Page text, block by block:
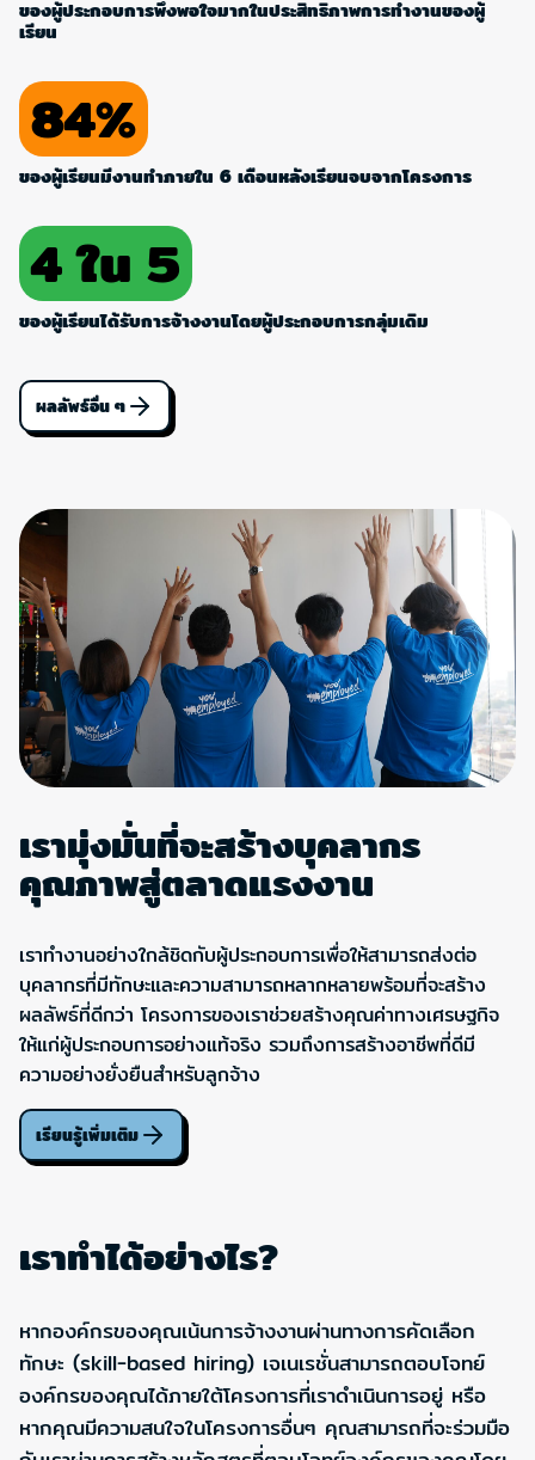
ของผู้ประกอบการพึงพอใจมากในประสิทธิภาพการทำงานของผู้
เรียน
84%
ของผู้เรียนมีงานทำภายใน 6 เดือนหลังเรียนจบจากโครงการ
4 ใน 5
ของผู้เรียนได้รับการจ้างงานโดยผู้ประกอบการกลุ่มเดิม
ผลลัพธ์อื่น ๆ
เรามุ่งมั่นที่จะสร้างบุคลากร
คุณภาพสู่ตลาดแรงงาน
เราทำงานอย่างใกล้ชิดกับผู้ประกอบการเพื่อให้สามารถส่งต่อ
บุคลากรที่มีทักษะและความสามารถหลากหลายพร้อมที่จะสร้าง
ผลลัพธ์ที่ดีกว่า โครงการของเราช่วยสร้างคุณค่าทางเศรษฐกิจ
ให้แก่ผู้ประกอบการอย่างแท้จริง รวมถึงการสร้างอาชีพที่ดีมี
ความอย่างยั่งยืนสำหรับลูกจ้าง
เรียนรู้เพิ่มเติม
เราทำได้อย่างไร?
หากองค์กรของคุณเน้นการจ้างงานผ่านทางการคัดเลือก
ทักษะ (skill-based hiring) เจเนเรชั่นสามารถตอบโจทย์
องค์กรของคุณได้ภายใต้โครงการที่เราดำเนินการอยู่ หรือ
หากคุณมีความสนใจในโครงการอื่นๆ คุณสามารถที่จะร่วมมือ